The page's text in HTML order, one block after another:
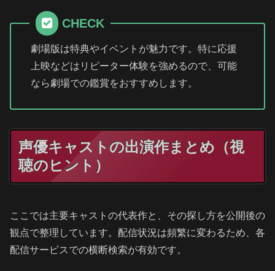
CHECK
劇場版は特典やイベントが魅力です。特に応援
上映などはリピーター体験を強めるので、可能
なら劇場での鑑賞をおすすめします。
声優キャストの出演作まとめ（視
聴のヒント）
ここでは主要キャストの代表作と、その探し方を公開後の
観点で整理しています。配信状況は頻繁に変わるため、各
配信サービスでの横断検索が有効です。